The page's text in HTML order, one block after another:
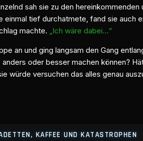
sah sie zu den
einmal tief durchatmete, fand sie auch
machte. „Ich wäre dabei…“
an und ging langsam den Gang
oder besser machen können?
würde versuchen das alles genau
KAFFEE UND KATASTROPHEN